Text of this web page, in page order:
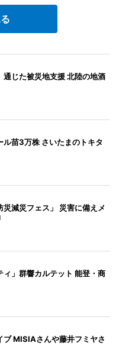
じた被災地支援 北陸の地酒
ル苗3万株 さいたまのトキタ
減災フェス」 災害に備えメ
」群響カルテット 能登・商
ブ MISIAさんや藤井フミヤさ